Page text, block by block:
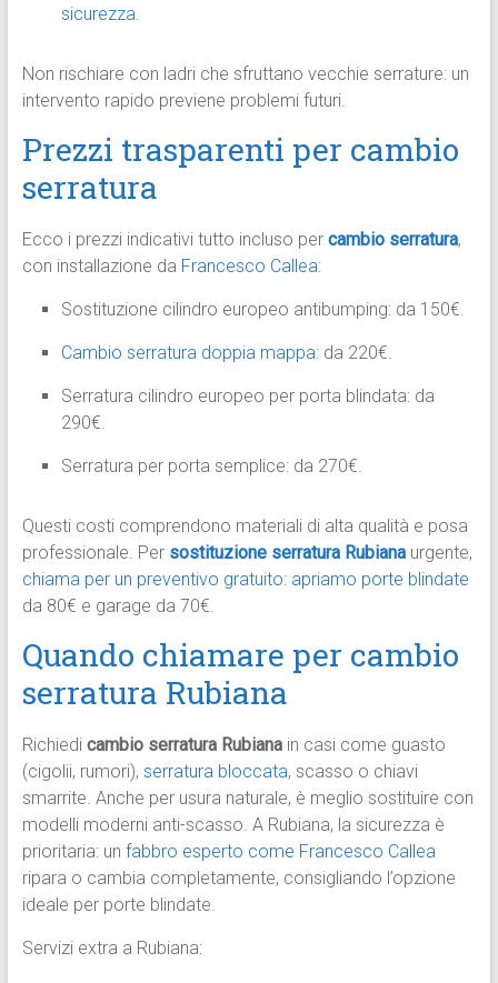
sicurezza.
Non rischiare con ladri che sfruttano vecchie serrature: un
intervento rapido previene problemi futuri.
Prezzi trasparenti per cambio
serratura
Ecco i prezzi indicativi tutto incluso per cambio serratura,
con installazione da Francesco Callea:
Sostituzione cilindro europeo antibumping: da 150€.
Cambio serratura doppia mappa: da 220€.
Serratura cilindro europeo per porta blindata: da
290€.
Serratura per porta semplice: da 270€.
Questi costi comprendono materiali di alta qualità e posa
professionale. Per sostituzione serratura Rubianaurgente,
chiama per un preventivo gratuito: apriamo porte blindate
da 80€ e garage da 70€.
Quando chiamare per cambio
serratura Rubiana
Richiedi cambio serratura Rubianain casi come guasto
(cigolii, rumori), serratura bloccata, scasso o chiavi
smarrite. Anche per usura naturale, è meglio sostituire con
modelli moderni anti-scasso. A Rubiana, la sicurezza è
prioritaria: un fabbro esperto come Francesco Callea
ripara o cambia completamente, consigliando l’opzione
ideale per porte blindate.
Servizi extra a Rubiana: